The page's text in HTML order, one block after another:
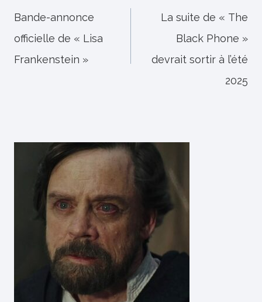
de
l’article
Bande-annonce
officielle de « Lisa
Frankenstein »
La suite de « The
Black Phone »
devrait sortir à l’été
2025